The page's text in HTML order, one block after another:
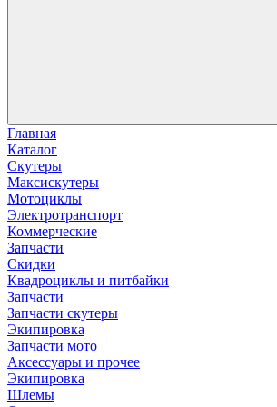
Главная
Каталог
Скутеры
Максискутеры
Мотоциклы
Электротранспорт
Коммерческие
Запчасти
Скидки
Квадроциклы и питбайки
Запчасти
Запчасти скутеры
Экипировка
Запчасти мото
Аксессуары и прочее
Экипировка
Шлемы